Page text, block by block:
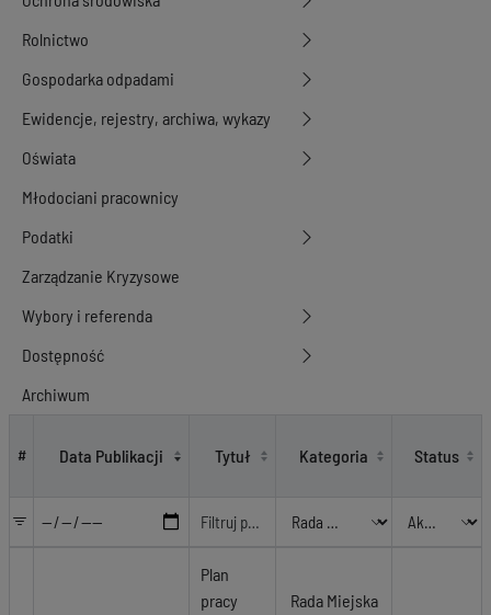
Rolnictwo
Gospodarka odpadami
Ewidencje, rejestry, archiwa, wykazy
Oświata
Młodociani pracownicy
Podatki
Zarządzanie Kryzysowe
Wybory i referenda
Dostępność
Archiwum
# Data Publikacji Tytuł Kategoria Status
Plan
pracy
Rada Miejska